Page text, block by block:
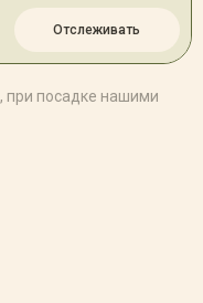
Отслеживать
при посадке нашими